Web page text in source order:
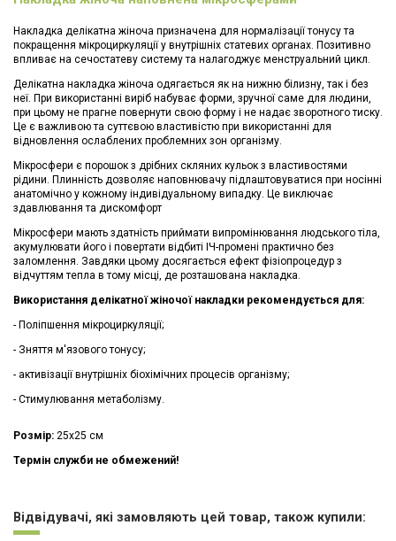
Накладка делікатна жіноча призначена для нормалізації тонусу та
покращення мікроциркуляції у внутрішніх статевих органах. Позитивно
впливає на сечостатеву систему та налагоджує менструальний цикл.
Делікатна накладка жіноча одягається як на нижню білизну, так і без
неї. При використанні виріб набуває форми, зручної саме для людини,
при цьому не прагне повернути свою форму і не надає зворотного тиску.
Це є важливою та суттєвою властивістю при використанні для
відновлення ослаблених проблемних зон організму.
Мікросфери є порошок з дрібних скляних кульок з властивостями
рідини. Плинність дозволяє наповнювачу підлаштовуватися при носінні
анатомічно у кожному індивідуальному випадку. Це виключає
здавлювання та дискомфорт
Мікросфери мають здатність приймати випромінювання людського тіла,
акумулювати його і повертати відбиті ІЧ-промені практично без
заломлення. Завдяки цьому досягається ефект фізіопроцедур з
відчуттям тепла в тому місці, де розташована накладка.
Використання делікатної жіночої накладки рекомендується для:
- Поліпшення мікроциркуляції;
- Зняття м'язового тонусу;
- активізації внутрішніх біохімічних процесів організму;
- Стимулювання метаболізму.
Розмір: 25х25 см
Термін служби не обмежений!
Відвідувачі, які замовляють цей товар, також купили: